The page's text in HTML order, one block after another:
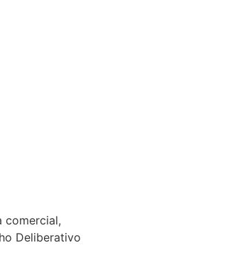
comercial,
Deliberativo